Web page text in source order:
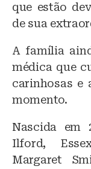
que estão
de sua
A família
médica que
carinhosas e
momento.
Nascida em
Ilford,
Margaret